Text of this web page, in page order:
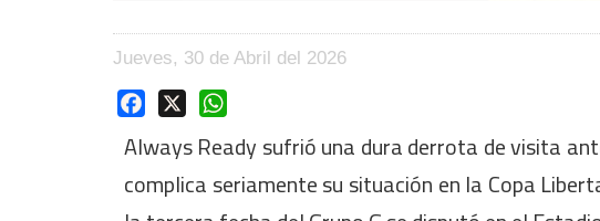
Jueves, 30 de Abril del 2026
Facebook
Always Ready sufrió una dura derrota de visita
complica seriamente su situación en la Copa